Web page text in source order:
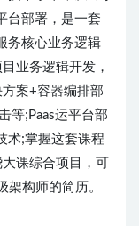
台部署，是一套
务核心业务逻辑
业务逻辑开发，
案+容器编排部
等;Paas运平台部
术;掌握这套课程
课综合项目，可
构师的简历。